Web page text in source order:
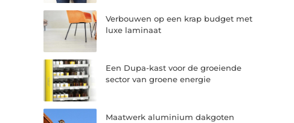
Verbouwen op een krap budget met
luxe laminaat
Een Dupa-kast voor de groeiende
sector van groene energie
Maatwerk aluminium dakgoten